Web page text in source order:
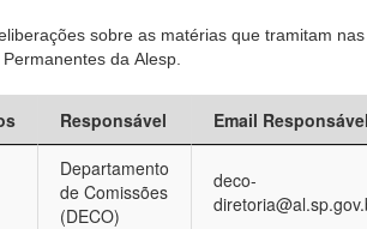
sobre as matérias que tramitam nas
da Alesp.
Responsável
Email
Departamento
de Comissões
(DECO)
deco-